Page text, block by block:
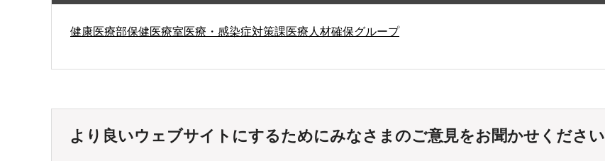
健康医療部保健医療室医療・感染症対策課医療人材確保グループ
より良いウェブサイトにするためにみなさまのご意見をお聞かせください